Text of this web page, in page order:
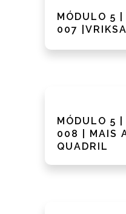
MÓDULO 5
007
MÓDULO 5
008 | MAIS
QUADRIL